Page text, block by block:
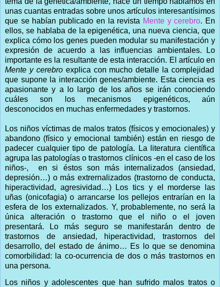
unas cuantas entradas sobre unos artículos interesantísimos
que se habían publicado en la revista Mente y cerebro. En
ellos, se hablaba de la epigenética, una nueva ciencia, que
explica cómo los genes pueden modular su manifestación y
expresión de acuerdo a las influencias ambientales. Lo
importante es la resultante de esta interacción. El artículo en
Mente y cerebroexplica con mucho detalle la complejidad
que supone la interacción genes/ambiente. Esta ciencia es
apasionante y a lo largo de los años se irán conociendo
cuáles son los mecanismos epigenéticos, aún
desconocidos en muchas enfermedades y trastornos.
Los niños víctimas de malos tratos (físicos y emocionales) y
abandono (físico y emocional también) están en riesgo de
padecer cualquier tipo de patología. La literatura científica
agrupa las patologías o trastornos clínicos -en el caso de los
niños-, en si éstos son más internalizados (ansiedad,
depresión…) o más extrernalizados (trastorno de conducta,
hiperactividad, agresividad…) Los tics y el morderse las
uñas (onicofagia) o arrancarse los pellejos entrarían en la
esfera de los externalizados. Y, probablemente, no será la
única alteración o trastorno que el niño o el joven
presentará. Lo más seguro se manifestarán dentro de
trastornos de ansiedad, hiperactividad, trastornos del
desarrollo, del estado de ánimo… Es lo que se denomina
comorbilidad: la co-ocurrencia de dos o más trastornos en
una persona.
Los niños y adolescentes que han sufrido malos tratos o